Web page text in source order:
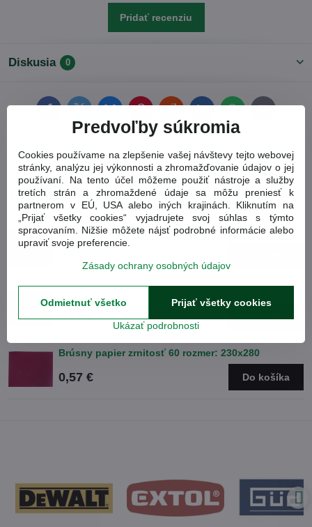
Pridať recenziu
Diskusia 0
produkt
Nasledujúci produkt
Obľúbené produkty
Brúsny papier zrnitosť 120 rozmer: 230x280
0,57 € Do košíka
Brúsny papier zrnitosť 60 rozmer: 230x280
0,57 € Do košíka
Predvoľby súkromia
Cookies používame na zlepšenie vašej návštevy tejto webovej
stránky, analýzu jej výkonnosti a zhromažďovanie údajov o jej
používaní. Na tento účel môžeme použiť nástroje a služby
tretích strán a zhromaždené údaje sa môžu preniesť k
partnerom v EÚ, USA alebo iných krajinách. Kliknutím na
„Prijať všetky cookies“ vyjadrujete svoj súhlas s týmto
spracovaním. Nižšie môžete nájsť podrobné informácie alebo
upraviť svoje preferencie.
Zásady ochrany osobných údajov
Ukázať podrobnosti
Prijať všetky cookies
Odmietnuť všetko